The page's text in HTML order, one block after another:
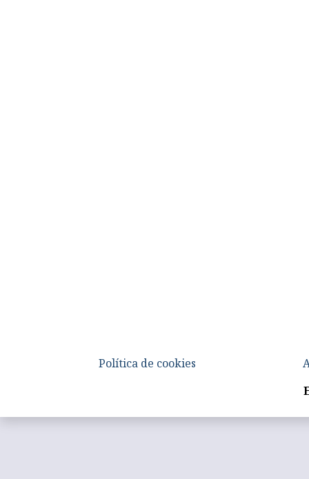
Política de cookies